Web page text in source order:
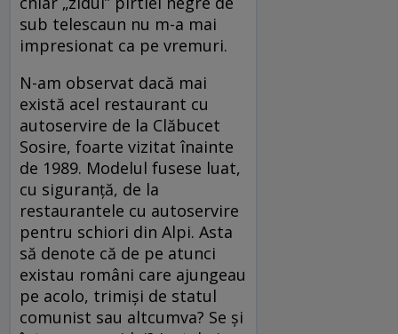
sub telescaun nu m-a mai
impresionat ca pe vremuri.
N-am observat dacă mai
există acel restaurant cu
autoservire de la Clăbucet
Sosire, foarte vizitat înainte
de 1989. Modelul fusese luat,
cu siguranță, de la
restaurantele cu autoservire
pentru schiori din Alpi. Asta
să denote că de pe atunci
existau români care ajungeau
pe acolo, trimiși de statul
comunist sau altcumva? Se și